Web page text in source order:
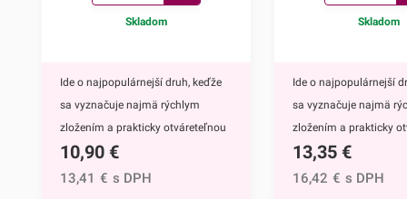
Skladom
Ide o najpopulárnejší druh, keďže
sa vyznačuje najmä rýchlym
zložením a prakticky otváreteľnou
vrchnou stranou.Krabicu
vyrábame z trojvrstvovej vlnitej
10,90 €
13,41 € s DPH
Skladom
Ide o najpopulárnejší
sa vyznačuje najmä
zložením a prakticky
vrchnou stranou.Krabicu
vyrábame z
13,35 €
16,42 € s DPH